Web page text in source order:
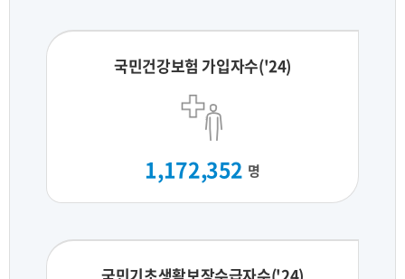
국민건강보험 가입자수('24)
1,172,352 명